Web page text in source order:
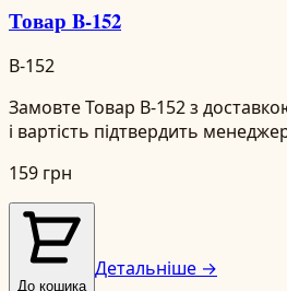
Товар B-152
B-152
Замовте Товар B-152 з
і вартість підтвердить
159 грн
До кошика
Детальніше →